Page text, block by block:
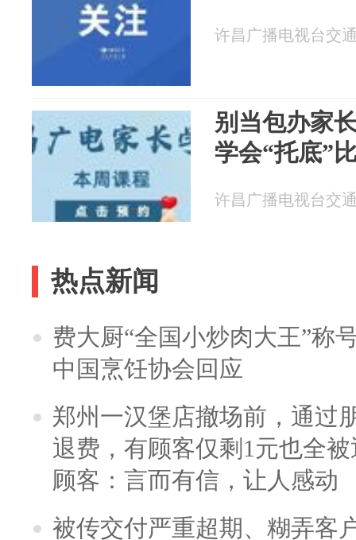
许昌广播电视台交
别当包办家
学会“托底”
许昌广播电视台交
热点新闻
费大厨“全国小炒肉大王”称
中国烹饪协会回应
郑州一汉堡店撤场前，通过
退费，有顾客仅剩1元也全
顾客：言而有信，让人感动
被传交付严重超期、糊弄客